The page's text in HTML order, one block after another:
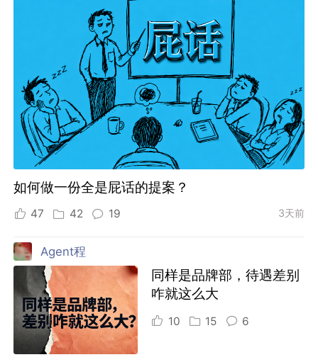
如何做一份全是屁话的提案？
47 42 19 3天前
Agent程
同样是品牌部，待遇差别
咋就这么大
10 15 6